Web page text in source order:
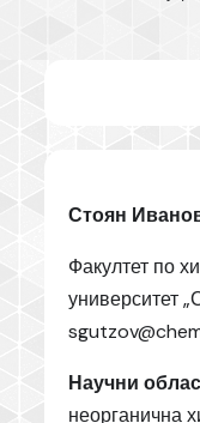
Стоян
Факултет по
университет
Научни
неорганична